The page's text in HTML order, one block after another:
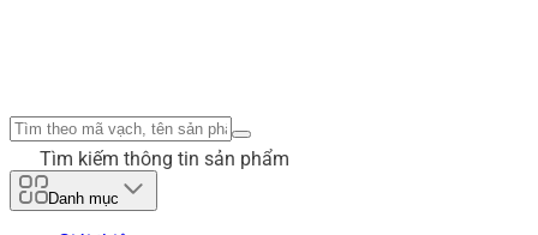
Tìm kiếm thông tin sản phẩm
Danh mục